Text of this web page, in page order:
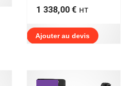
1 338,00€ HT
Ajouter au devis